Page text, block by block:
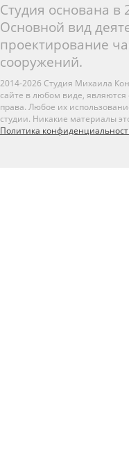
Студия основана в
Основной вид
проектирование
сооружений.
2014-2026 Студия Михаила
сайте в любом виде,
права. Любое их
студии. Никакие материалы
Политика